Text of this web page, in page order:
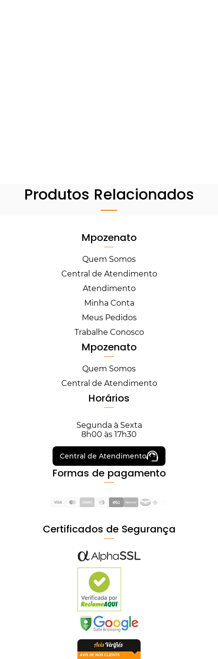
Produtos Relacionados
Mpozenato
Quem Somos
Central de Atendimento
Atendimento
Minha Conta
Meus Pedidos
Trabalhe Conosco
Mpozenato
Quem Somos
Central de Atendimento
Horários
Segunda à Sexta
8h00 às 17h30
Central de Atendimento
Formas de pagamento
Certificados de Segurança